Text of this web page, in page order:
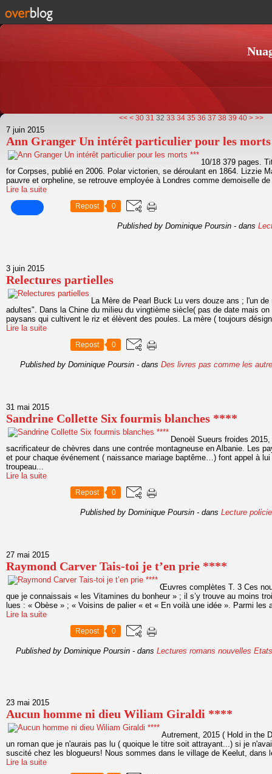
<< < 10
20
30 31 32 33 34 35 36 37 38 39 40 50
60
70
80
90
100
> >>
7 juin 2015
Ann Granger Un intérêt particulier pour les
10/18 379 pages.
for Corpses, publié en 2006. Polar victorien, se déroulant en 1864. Lizzie
pauvre et orpheline, se retrouve employée à Londres comme demoiselle
Lire la suite
Repost 0
Published by Dominique Poursin - dans
3 juin 2015
Relectures partielles
La Mère de Pearl Buck Lu vers douze ans ; l'un
adultes". Dans la Chine du milieu du vingtième siècle( pas de date mais
paysans qui cultivent le riz et élèvent des poules. La mère ( toujours
Lire la suite
Repost 0
Published by Dominique Poursin - dans Des livres pas comme les
31 mai 2015
Sandrine Collette Six fourmis blanches ****
Denoël Sueurs froides
sacrificateur de chèvres dans une contrée montagneuse en Albanie. Les
et pour chaque événement ( naissance mariage baptême…) font appel à
troupeau...
Lire la suite
Repost 0
Published by Dominique Poursin - dans Lecture
27 mai 2015
Raymond Carver Tais-toi je t’en prie ****
Œuvres complètes T. 3 Ces
que je connaissais « les Vitamines du bonheur » ; il s’y trouve au moins
lues : « Obèse » ; « Voisins de palier « et « En voilà une idée ». Parmi les
Lire la suite
Repost 0
Published by Dominique Poursin - dans Lectures romans nouvelles
23 mai 2015
Aucun homme ni dieu Wiliam Giraldi ****
Autrement, 2015 ( Hold in the
un roman que je n'aurais pas lu ( quoique le titre soit attrayant...) si je
suscité chez les blogueurs! Nous sommes dans le village de Keelut, dans
Lire la suite